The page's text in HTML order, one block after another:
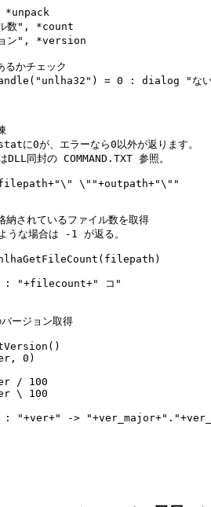
\""+outpath+"\""